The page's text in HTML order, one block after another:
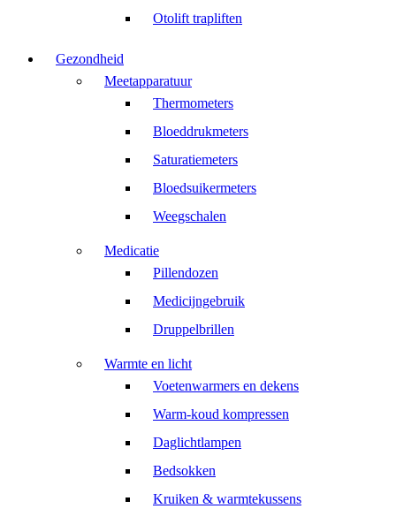
Otolift trapliften
Gezondheid
Meetapparatuur
Thermometers
Bloeddrukmeters
Saturatiemeters
Bloedsuikermeters
Weegschalen
Medicatie
Pillendozen
Medicijngebruik
Druppelbrillen
Warmte en licht
Voetenwarmers en dekens
Warm-koud kompressen
Daglichtlampen
Bedsokken
Kruiken & warmtekussens